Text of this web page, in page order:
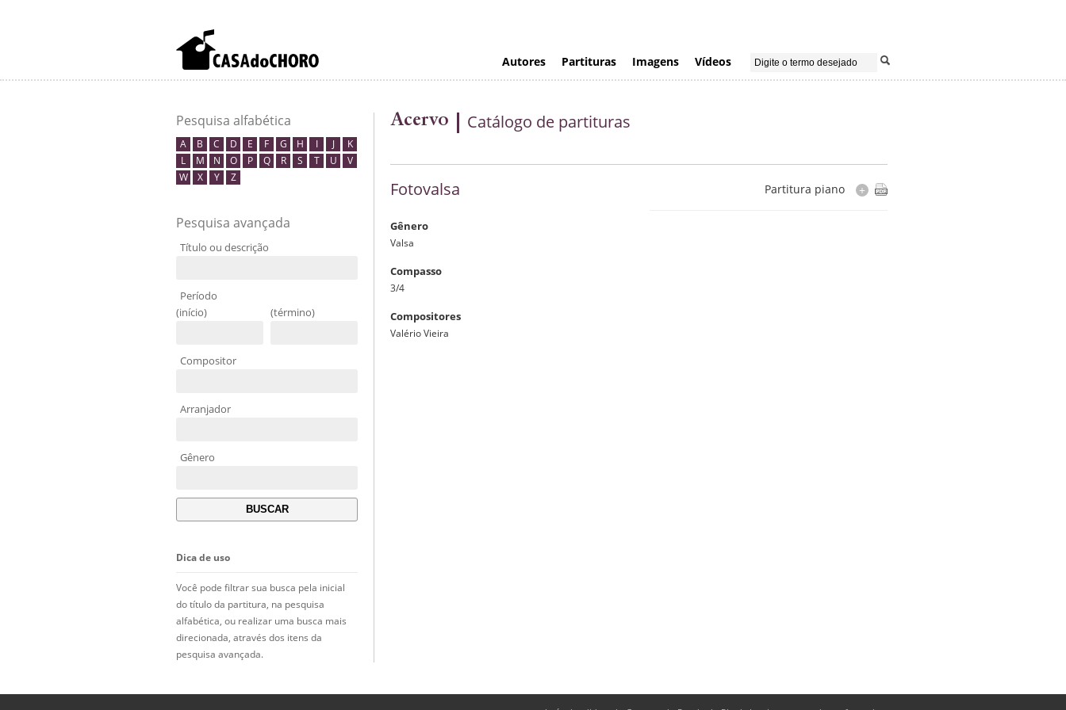
Autores Partituras Imagens Vídeos
Pesquisa alfabética
A B C D E F G H I J
K
L
M N O P Q R S T U
V
W
X Y Z
Pesquisa avançada
Título ou descrição
Período
(início)
(término)
Compositor
Arranjador
Gênero
Dica de uso
Você pode filtrar sua busca pela inicial
do título da partitura, na pesquisa
alfabética, ou realizar uma busca mais
direcionada, através dos itens da
pesquisa avançada.
Acervo Catálogo de partituras
Fotovalsa
Gênero
Valsa
Compasso
3/4
Compositores
Valério Vieira
Partitura piano +